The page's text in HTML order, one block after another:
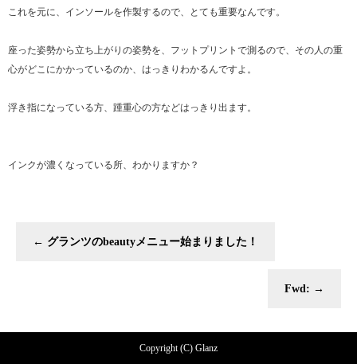
これを元に、インソールを作製するので、とても重要なんです。
座った姿勢から立ち上がりの姿勢を、フットプリントで測るので、その人の重
心がどこにかかっているのか、はっきりわかるんですよ。
浮き指になっている方、踵重心の方などはっきり出ます。
インクが濃くなっている所、わかりますか？
← グランツのbeautyメニュー始まりました！
Fwd: →
Copyright (C) Glanz